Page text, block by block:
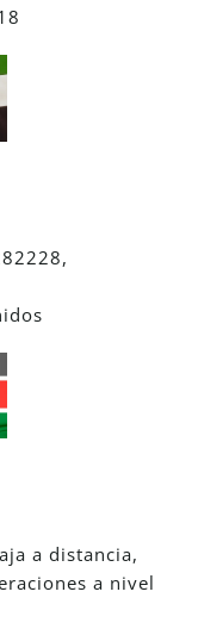
a distancia,
a nivel